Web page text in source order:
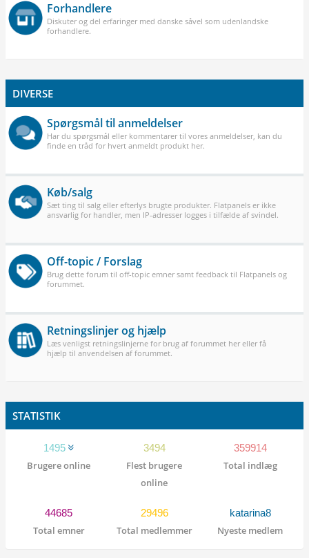
Forhandlere
Diskuter og del erfaringer med danske såvel som udenlandske
forhandlere.
DIVERSE
Spørgsmål til anmeldelser
Har du spørgsmål eller kommentarer til vores anmeldelser, kan du
finde en tråd for hvert anmeldt produkt her.
Køb/salg
Sæt ting til salg eller efterlys brugte produkter. Flatpanels er ikke
ansvarlig for handler, men IP-adresser logges i tilfælde af svindel.
Off-topic / Forslag
Brug dette forum til off-topic emner samt feedback til Flatpanels og
forummet.
Retningslinjer og hjælp
Læs venligst retningslinjerne for brug af forummet her eller få
hjælp til anvendelsen af forummet.
STATISTIK
1495
Brugere online
3494
Flest brugere
online
359914
Total indlæg
44685
Total emner
29496
Total medlemmer
katarina8
Nyeste medlem